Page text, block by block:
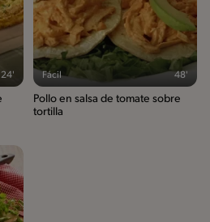
24' Fácil 48'
Pollo en salsa de tomate sobre
tortilla